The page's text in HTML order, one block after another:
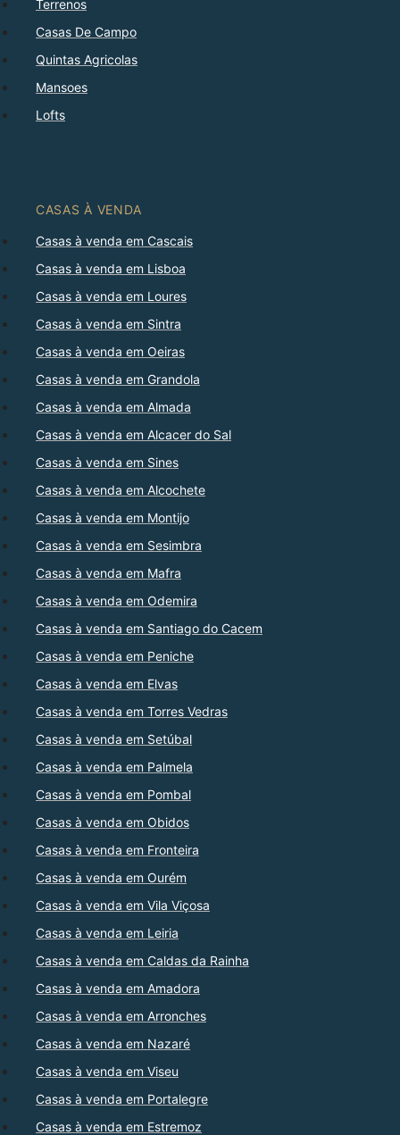
Terrenos
Casas De Campo
Quintas Agricolas
Mansoes
Lofts
CASAS À VENDA
Casas à venda em Cascais
Casas à venda em Lisboa
Casas à venda em Loures
Casas à venda em Sintra
Casas à venda em Oeiras
Casas à venda em Grandola
Casas à venda em Almada
Casas à venda em Alcacer do Sal
Casas à venda em Sines
Casas à venda em Alcochete
Casas à venda em Montijo
Casas à venda em Sesimbra
Casas à venda em Mafra
Casas à venda em Odemira
Casas à venda em Santiago do Cacem
Casas à venda em Peniche
Casas à venda em Elvas
Casas à venda em Torres Vedras
Casas à venda em Setúbal
Casas à venda em Palmela
Casas à venda em Pombal
Casas à venda em Obidos
Casas à venda em Fronteira
Casas à venda em Ourém
Casas à venda em Vila Viçosa
Casas à venda em Leiria
Casas à venda em Caldas da Rainha
Casas à venda em Amadora
Casas à venda em Arronches
Casas à venda em Nazaré
Casas à venda em Viseu
Casas à venda em Portalegre
Casas à venda em Estremoz